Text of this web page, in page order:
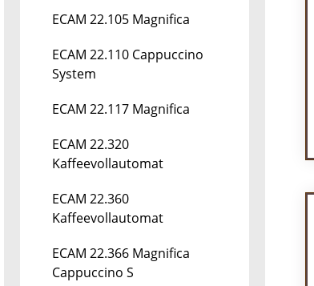
ECAM 22.105 Magnifica
ECAM 22.110 Cappuccino
System
ECAM 22.117 Magnifica
ECAM 22.320
Kaffeevollautomat
ECAM 22.360
Kaffeevollautomat
ECAM 22.366 Magnifica
Cappuccino S